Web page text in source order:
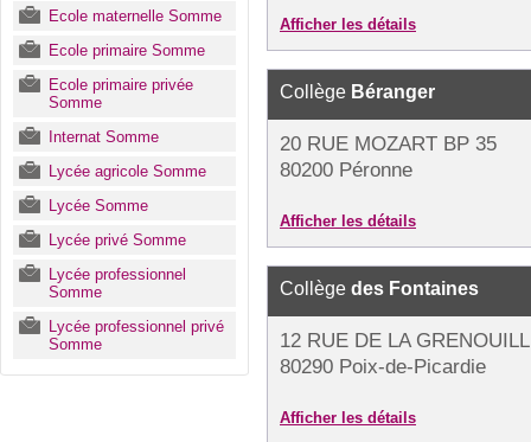
Ecole maternelle Somme
Ecole primaire Somme
Ecole primaire privée
Somme
Internat Somme
Lycée agricole Somme
Lycée Somme
Lycée privé Somme
Lycée professionnel
Somme
Lycée professionnel privé
Somme
Afficher les détails
Collège Béranger
20 RUE MOZART BP 35
80200 Péronne
Afficher les détails
Collège des Fontaines
12 RUE DE LA
80290 Poix-de-Picardie
Afficher les détails